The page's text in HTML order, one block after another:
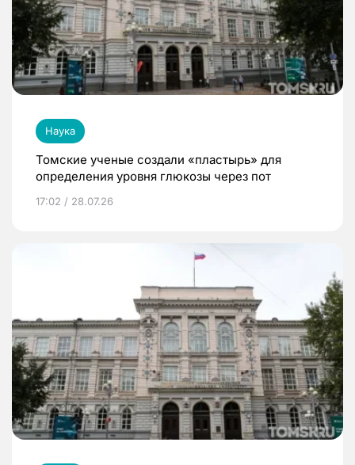
Наука
Томские ученые создали «пластырь» для
определения уровня глюкозы через пот
17:02 / 28.07.26